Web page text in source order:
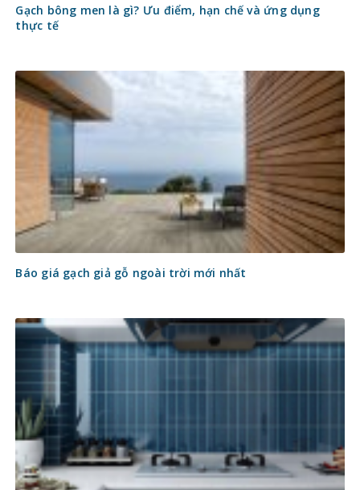
Gạch bông men là gì? Ưu điểm, hạn chế và ứng dụng
thực tế
Báo giá gạch giả gỗ ngoài trời mới nhất